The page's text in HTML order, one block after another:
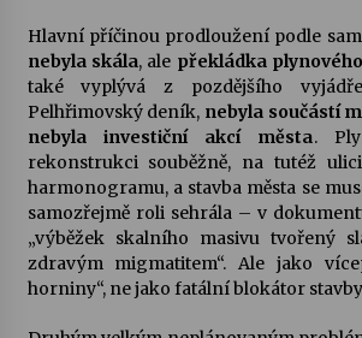
Hlavní příčinou prodloužení podle
nebyla skála, ale překládka
také vyplývá z pozdějšího
Pelhřimovský deník, nebyla součástí
nebyla investiční akcí města.
rekonstrukci souběžně, na tutéž
harmonogramu, a stavba města se
samozřejmě roli sehrála – v
„výběžek skalního masivu tvořený
zdravým migmatitem“. Ale jako
horniny“, ne jako fatální blokátor